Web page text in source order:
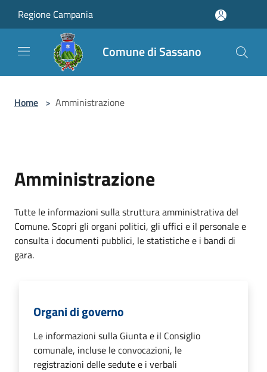
Regione Campania
Comune di Sassano
Home > Amministrazione
Amministrazione
Tutte le informazioni sulla struttura amministrativa del
Comune. Scopri gli organi politici, gli uffici e il personale e
consulta i documenti pubblici, le statistiche e i bandi di
gara.
Organi di governo
Le informazioni sulla Giunta e il Consiglio
comunale, incluse le convocazioni, le
registrazioni delle sedute e i verbali